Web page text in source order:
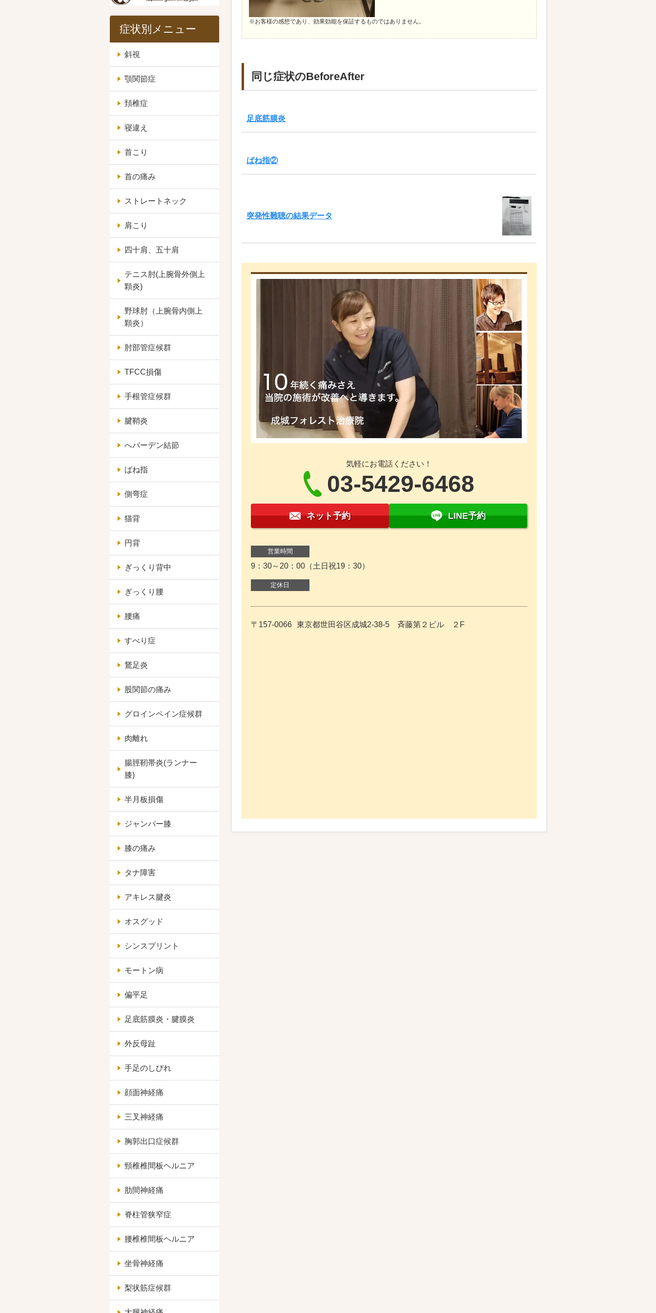
※お客様の感想であり、効果効能を保証するものではありません。
同じ症状のBeforeAfter
足底筋膜炎
ばね指②
突発性難聴の結果データ
気軽にお電話ください！
03-5429-6468
ネット予約 LINE予約
営業時間
9：30～20：00（土日祝19：30）
定休日
〒157-0066 東京都世田谷区成城2-38-5 斉藤第２ビル ２F
症状別メニュー
斜視
顎関節症
頚椎症
寝違え
首こり
首の痛み
ストレートネック
肩こり
四十肩、五十肩
テニス肘(上腕骨外側上
顆炎)
野球肘（上腕骨内側上
顆炎）
肘部管症候群
TFCC損傷
手根管症候群
腱鞘炎
へバーデン結節
ばね指
側弯症
猫背
円背
ぎっくり背中
ぎっくり腰
腰痛
すべり症
鵞足炎
股関節の痛み
グロインペイン症候群
肉離れ
腸脛靭帯炎(ランナー
膝)
半月板損傷
ジャンパー膝
膝の痛み
タナ障害
アキレス腱炎
オスグッド
シンスプリント
モートン病
偏平足
足底筋膜炎・腱膜炎
外反母趾
手足のしびれ
顔面神経痛
三叉神経痛
胸郭出口症候群
頸椎椎間板ヘルニア
肋間神経痛
脊柱管狭窄症
腰椎椎間板ヘルニア
坐骨神経痛
梨状筋症候群